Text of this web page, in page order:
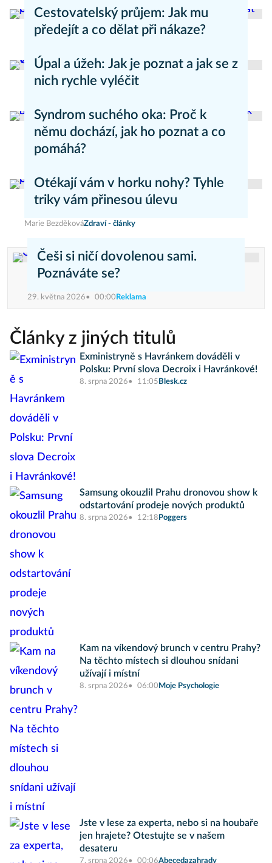
Cestovatelský průjem: Jak mu
předejít a co dělat při nákaze?
Aneta Valešová
Úpal a úžeh: Jak je poznat a jak se z
nich rychle vyléčit
Syndrom suchého oka: Proč k
němu dochází, jak ho poznat a co
pomáhá?
Otékají vám v horku nohy? Tyhle
triky vám přinesou úlevu
Marie BezděkováZdraví - články
Češi si ničí dovolenou sami.
Poznáváte se?
29. května 2026 00:00 Reklama
Články z jiných titulů
Exministryně s Havránkem dováděli v
Polsku: První slova Decroix i Havránkové!
8. srpna 2026 11:05 Blesk.cz
Samsung okouzlil Prahu dronovou show k
odstartování prodeje nových produktů
8. srpna 2026 12:18 Poggers
Kam na víkendový brunch v centru Prahy?
Na těchto místech si dlouhou snídani
užívají i místní
8. srpna 2026 06:00 Moje Psychologie
Jste v lese za experta, nebo si na houbaře
jen hrajete? Otestujte se v našem
desateru
7. srpna 2026 00:06Abecedazahrady